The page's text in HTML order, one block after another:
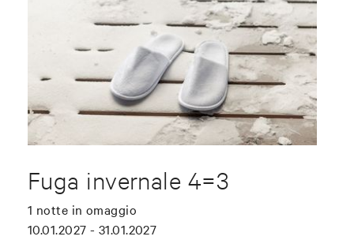
Fuga invernale 4=3
1 notte in omaggio
10.01.2027 - 31.01.2027